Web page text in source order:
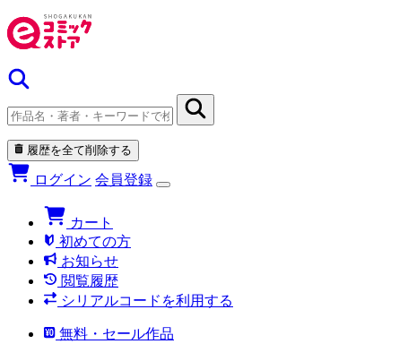
履歴を全て削除する
ログイン 会員登録
カート
初めての方
お知らせ
閲覧履歴
シリアルコードを利用する
無料・セール作品